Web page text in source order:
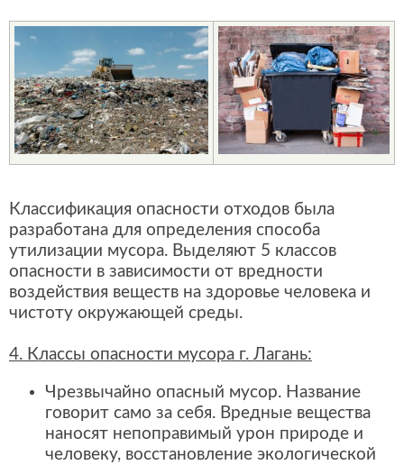
Классификация опасности отходов была
разработана для определения способа
утилизации мусора. Выделяют 5 классов
опасности в зависимости от вредности
воздействия веществ на здоровье человека и
чистоту окружающей среды.
4. Классы опасности мусора г. Лагань:
Чрезвычайно опасный мусор. Название
говорит само за себя. Вредные вещества
наносят непоправимый урон природе и
человеку, восстановление экологической